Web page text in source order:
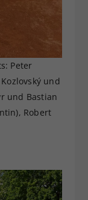
Peter
und
und Bastian
Robert